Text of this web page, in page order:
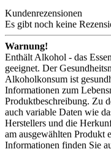
Kundenrezensionen
Es gibt noch keine
Warnung!
Enthält Alkohol - das
geeignet. Der
Alkoholkonsum ist
Informationen zum
Produktbeschreibung. Zu
auch variable Daten wie
Herstellers und die
am ausgewählten Produkt
Informationen finden Sie